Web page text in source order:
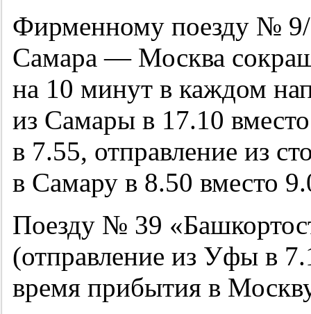
Фирменному поезду №
Самара — Москва
на 10 минут в каждом
из Самары в 17.10
в 7.55, отправление из
в Самару в 8.50 вместо
Поезду № 39
(отправление из Уфы в
время прибытия в